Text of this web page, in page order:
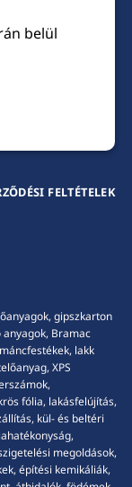
belül
FELTÉTELEK
gipszkarton
anyagok, Bramac
lakk
XPS
fólia, lakásfelújítás,
kül- és beltéri
megoldások,
építési kemikáliák,